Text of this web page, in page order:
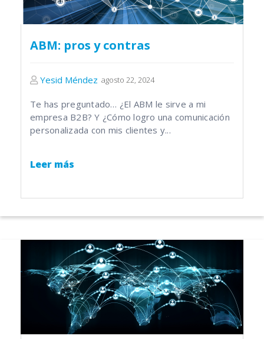
ABM: pros y contras
Yesid Méndez agosto 22, 2024
Te has preguntado… ¿El ABM le sirve a mi
empresa B2B? Y ¿Cómo logro una comunicación
personalizada con mis clientes y...
Leer más